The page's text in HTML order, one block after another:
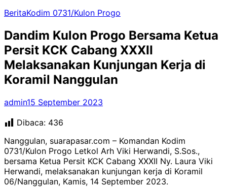
BeritaKodim 0731/Kulon Progo
Dandim Kulon Progo Bersama Ketua
Persit KCK Cabang XXXII
Melaksanakan Kunjungan Kerja di
Koramil Nanggulan
admin15 September 2023
Dibaca: 436
Nanggulan, suarapasar.com – Komandan Kodim
0731/Kulon Progo Letkol Arh Viki Herwandi, S.Sos.,
bersama Ketua Persit KCK Cabang XXXII Ny. Laura Viki
Herwandi, melaksanakan kunjungan kerja di Koramil
06/Nanggulan, Kamis, 14 September 2023.